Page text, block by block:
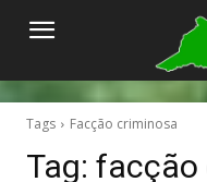
Tags Facção criminosa
Tag: facção